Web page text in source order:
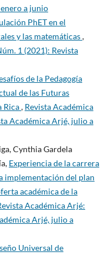
a junio
PhET en el
y las matemáticas,
1 (2021): Revista
de la Pedagogía
de las Futuras
Rica, Revista Académica
Académica Arjé, julio a
Cynthia Gardela
Experiencia de la carrera
implementación del plan
académica de la
Académica Arjé:
Arjé, julio a
Universal de